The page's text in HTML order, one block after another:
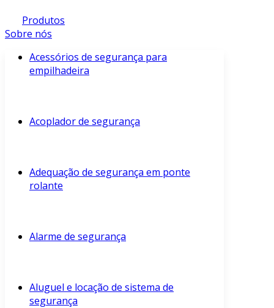
Produtos
Sobre nós
Acessórios de segurança para
empilhadeira
Acoplador de segurança
Adequação de segurança em ponte
rolante
Alarme de segurança
Aluguel e locação de sistema de
segurança